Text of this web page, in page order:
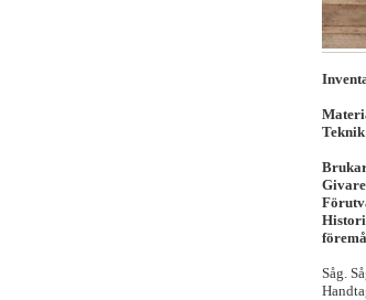
Givare
Såg.